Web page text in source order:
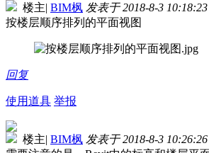
楼主| BIM枫 发表于 2018-8-3 10:18:23
按楼层顺序排列的平面视图
回复
使用道具 举报
楼主| BIM枫 发表于 2018-8-3 10:26:26